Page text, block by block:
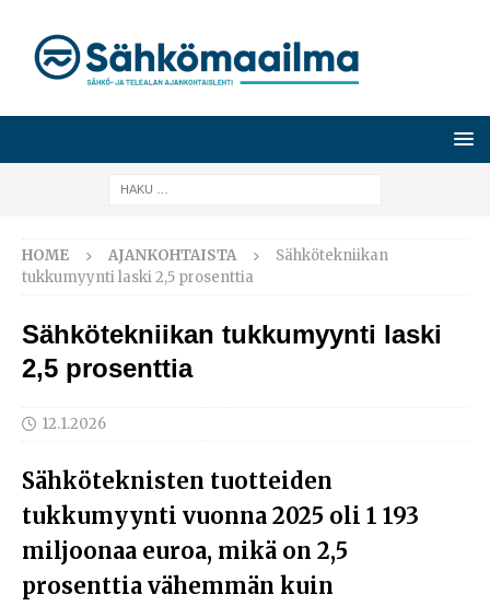
HOME AJANKOHTAISTA
Sähkötekniikan
tukkumyynti laski 2,5 prosenttia
Sähkötekniikan tukkumyynti laski
2,5 prosenttia
12.1.2026
Sähköteknisten tuotteiden
tukkumyynti vuonna 2025 oli 1 193
miljoonaa euroa, mikä on 2,5
prosenttia vähemmän kuin